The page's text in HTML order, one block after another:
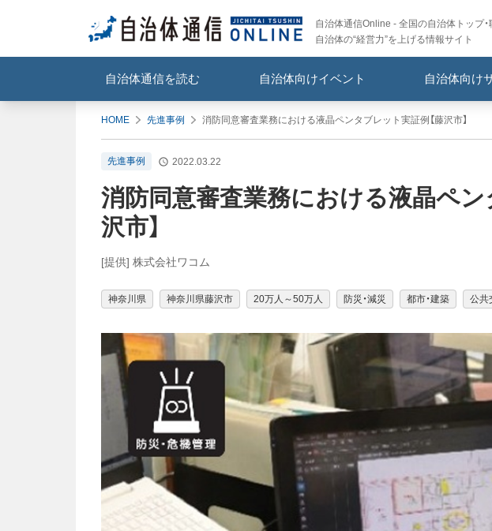
自治体通信Online - 全国の自治体トップ・
自治体の“経営力”を上げる情報サイト
自治体通信を読む 自治体向けイベント 自治体向け
HOME 先進事例 消防同意審査業務における液晶ペンタブレット実証例【藤沢市】
先進事例 2022.03.22
消防同意審査業務における液晶ペン
沢市】
[提供] 株式会社ワコム
神奈川県 神奈川県藤沢市 20万人～50万人 防災・減災 都市・建築 公共